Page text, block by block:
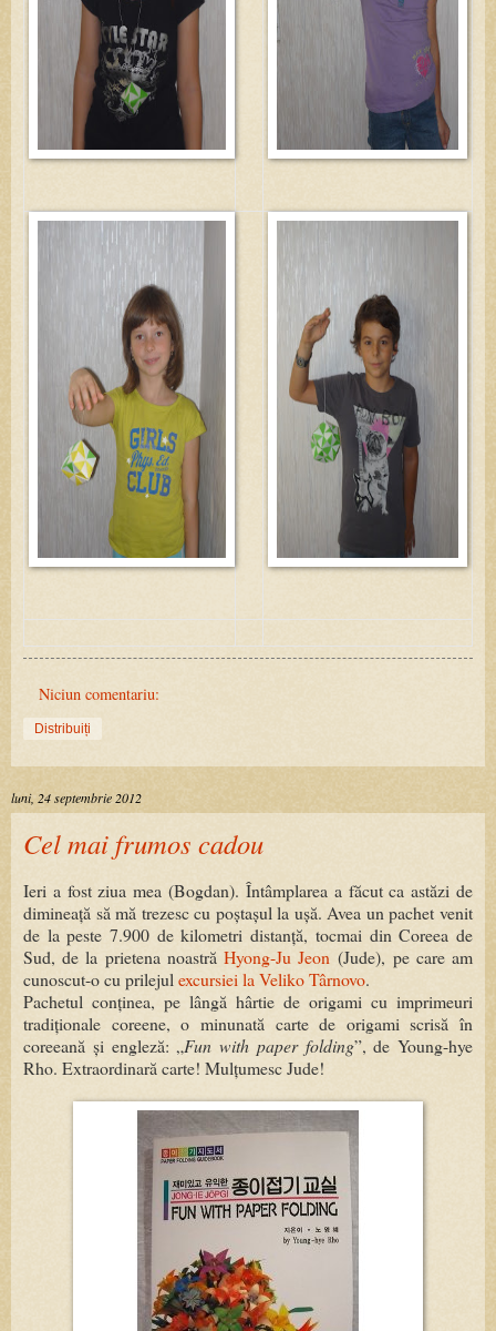
Niciun comentariu:
Distribuiți
luni, 24 septembrie 2012
Cel mai frumos cadou
Ieri a fost ziua mea (Bogdan). Întâmplarea a făcut ca astăzi de
dimineață să mă trezesc cu poștașul la ușă. Avea un pachet venit
de la peste 7.900 de kilometri distanță, tocmai din Coreea de
Sud, de la prietena noastră Hyong-Ju Jeon (Jude), pe care am
cunoscut-o cu prilejul excursiei la Veliko Târnovo.
Pachetul conținea, pe lângă hârtie de origami cu imprimeuri
tradiționale coreene, o minunată carte de origami scrisă în
coreeană și engleză: „Fun with paper folding”, de Young-hye
Rho. Extraordinară carte! Mulțumesc Jude!